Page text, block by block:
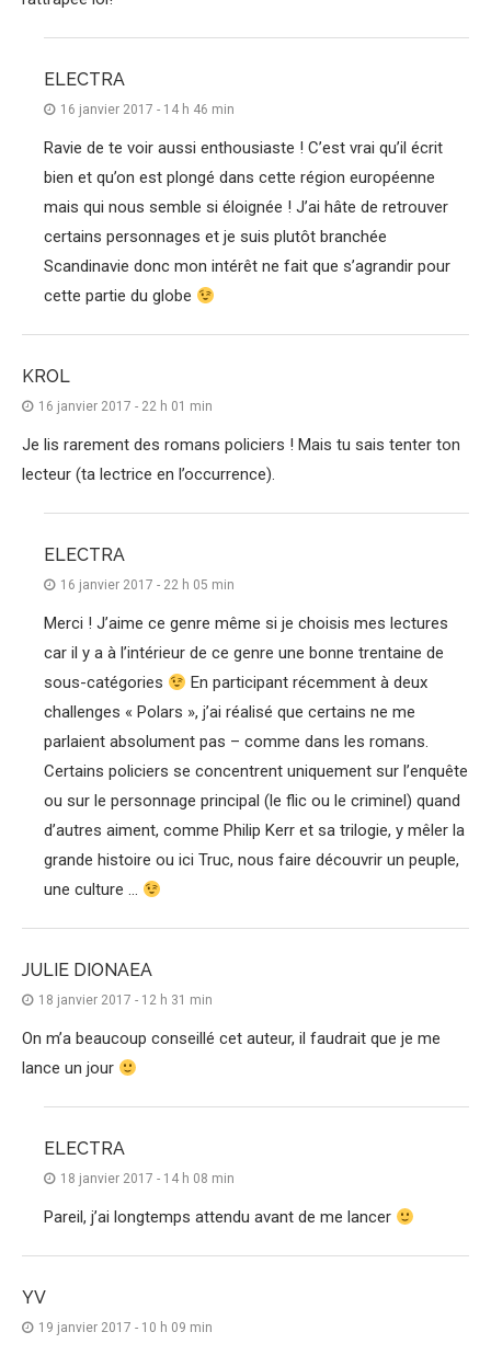
ELECTRA
16 janvier 2017 - 14 h 46 min
Ravie de te voir aussi enthousiaste ! C’est vrai qu’il écrit
bien et qu’on est plongé dans cette région européenne
mais qui nous semble si éloignée ! J’ai hâte de retrouver
certains personnages et je suis plutôt branchée
Scandinavie donc mon intérêt ne fait que s’agrandir pour
cette partie du globe
KROL
16 janvier 2017 - 22 h 01 min
Je lis rarement des romans policiers ! Mais tu sais tenter ton
lecteur (ta lectrice en l’occurrence).
ELECTRA
16 janvier 2017 - 22 h 05 min
Merci ! J’aime ce genre même si je choisis mes lectures
car il y a à l’intérieur de ce genre une bonne trentaine de
sous-catégories
En participant récemment à deux
challenges « Polars », j’ai réalisé que certains ne me
parlaient absolument pas – comme dans les romans.
Certains policiers se concentrent uniquement sur l’enquête
ou sur le personnage principal (le flic ou le criminel) quand
d’autres aiment, comme Philip Kerr et sa trilogie, y mêler la
grande histoire ou ici Truc, nous faire découvrir un peuple,
une culture …
JULIE DIONAEA
18 janvier 2017 - 12 h 31 min
On m’a beaucoup conseillé cet auteur, il faudrait que je me
lance un jour
ELECTRA
18 janvier 2017 - 14 h 08 min
Pareil, j’ai longtemps attendu avant de me lancer
YV
19 janvier 2017 - 10 h 09 min